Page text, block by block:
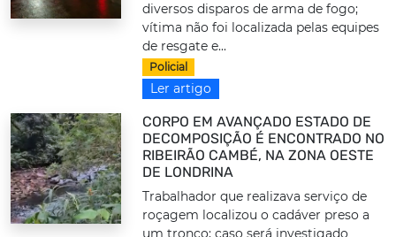
diversos disparos de arma de fogo;
vítima não foi localizada pelas equipes
de resgate e...
Policial
Ler artigo
CORPO EM AVANÇADO ESTADO DE
DECOMPOSIÇÃO É ENCONTRADO NO
RIBEIRÃO CAMBÉ, NA ZONA OESTE
DE LONDRINA
Trabalhador que realizava serviço de
roçagem localizou o cadáver preso a
um tronco; caso será investigado